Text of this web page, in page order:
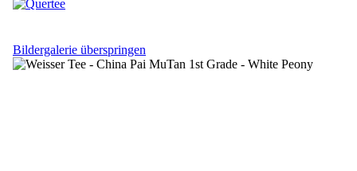
Bildergalerie überspringen